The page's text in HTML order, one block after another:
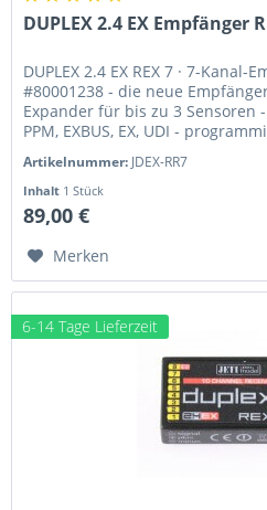
DUPLEX 2.4 EX Empfänger
DUPLEX 2.4 EX REX 7 · 7-Kanal-
#80001238 - die neue
Expander für bis zu 3 Sensoren
PPM, EXBUS, EX, UDI -
Artikelnummer: JDEX-RR7
Inhalt 1 Stück
89,00 €
Merken
6-14 Tage Lieferzeit